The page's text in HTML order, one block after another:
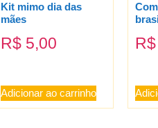
Kit mimo dia das
mães
R$ 5,00
Adicionar ao carrinho
R$